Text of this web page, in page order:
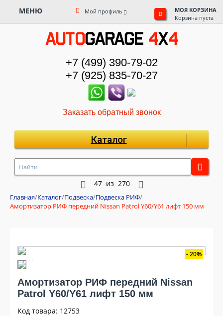
МЕНЮ Мой профиль
МОЯ КОРЗИНА
Корзина пуста
+7 (499) 390-79-02
+7 (925) 835-70-27
Заказать обратный звонок
Каталог
Главная/Каталог/Подвеска/Подвеска РИФ/
Амортизатор РИФ передний Nissan Patrol Y60/Y61 лифт 150 мм
47 из 270
20%
Амортизатор РИФ передний Nissan
Patrol Y60/Y61 лифт 150 мм
Код товара: 12753